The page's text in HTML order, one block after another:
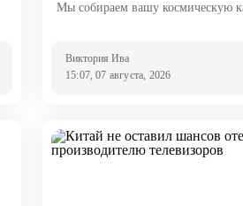
Мы собираем вашу космическую
Виктория Ива
15:07, 07 августа, 2026